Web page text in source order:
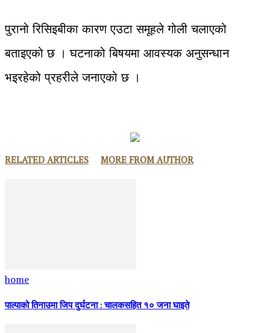
पुरानो रिसिइबीका कारण एउटा समूहले गोली चलाएको
बताइएको छ । घटनाको बिषयमा आवस्यक अनुसन्धान
भइरहेको प्रहरीले जनाएको छ ।
RELATED ARTICLES MORE FROM AUTHOR
home
पाल्पाको तिनाउमा जिप दुर्घटना : चालकसहित १० जना घाइते